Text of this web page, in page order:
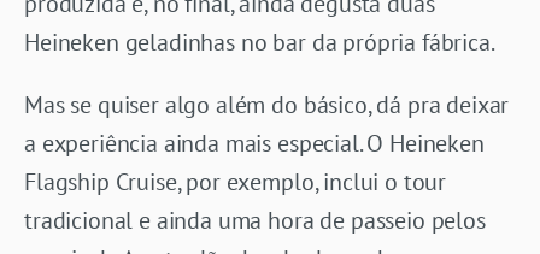
Heineken geladinhas no bar da própria fábrica.
Mas se quiser algo além do básico, dá pra deixar
a experiência ainda mais especial. O Heineken
Flagship Cruise, por exemplo, inclui o tour
tradicional e ainda uma hora de passeio pelos